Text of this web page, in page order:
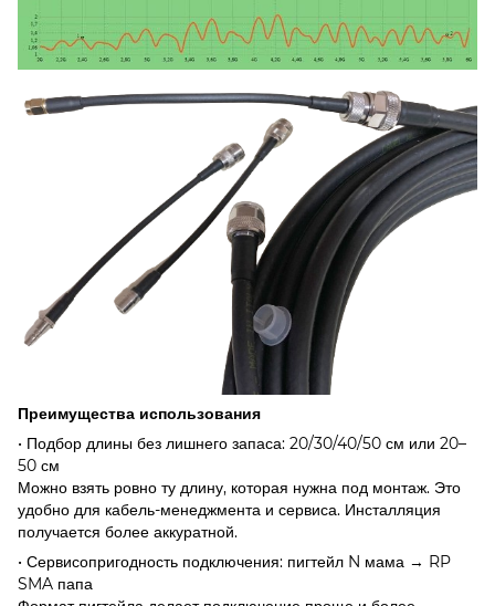
Преимущества использования
• Подбор длины без лишнего запаса: 20/30/40/50 см или 20–
50 см
Можно взять ровно ту длину, которая нужна под монтаж. Это
удобно для кабель-менеджмента и сервиса. Инсталляция
получается более аккуратной.
• Сервисопригодность подключения: пигтейл N мама → RP
SMA папа